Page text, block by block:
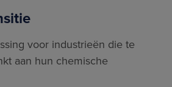
voor industrieën die te
aan hun chemische